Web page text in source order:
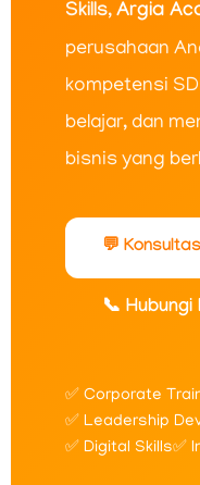
Skills, Argia
perusahaan
kompetensi
belajar, dan
bisnis yang
💬
📞 Hubungi
✅ Corporate
✅ Leadership
✅ Digital Skills✅